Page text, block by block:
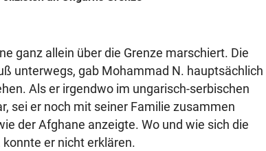
ganz allein über die Grenze marschiert. Die
unterwegs, gab Mohammad N. hauptsächlich
Als er irgendwo im ungarisch-serbischen
sei er noch mit seiner Familie zusammen
der Afghane anzeigte. Wo und wie sich die
er nicht erklären.